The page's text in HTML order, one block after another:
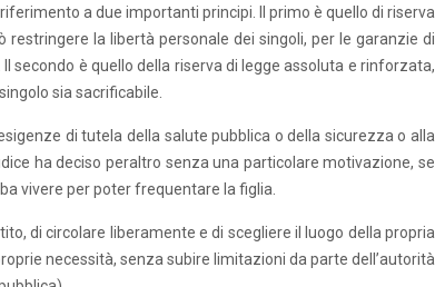
a due importanti principi. Il primo è quello di riserva
la libertà personale dei singoli, per le garanzie di
secondo è quello della riserva di legge assoluta e rinforzata,
sia sacrificabile.
di tutela della salute pubblica o della sicurezza o alla
ha deciso peraltro senza una particolare motivazione, se
vivere per poter frequentare la figlia.
di circolare liberamente e di scegliere il luogo della propria
necessità, senza subire limitazioni da parte dell’autorità